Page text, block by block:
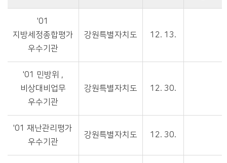
'01
지방세정종합평가
우수기관
강원특별자치도 12. 13.
'01 민방위 ,
비상대비업무
우수기관
강원특별자치도 12. 30.
'01 재난관리평가
우수기관
강원특별자치도 12. 30.